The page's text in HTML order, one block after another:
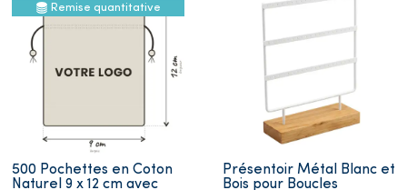
Remise quantitative
500 Pochettes en Coton
Naturel 9 x 12 cm avec
Présentoir Métal Blanc et
Bois pour Boucles